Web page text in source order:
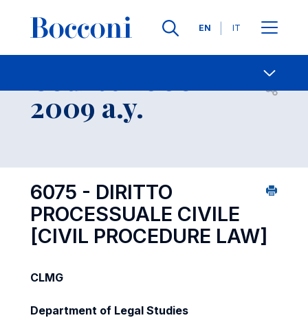
Languages
EN IT
- Contact Us
2009 a.y. Open
6075 - DIRITTO
PROCESSUALE CIVILE
[CIVIL PROCEDURE LAW]
CLMG
Department of Legal Studies